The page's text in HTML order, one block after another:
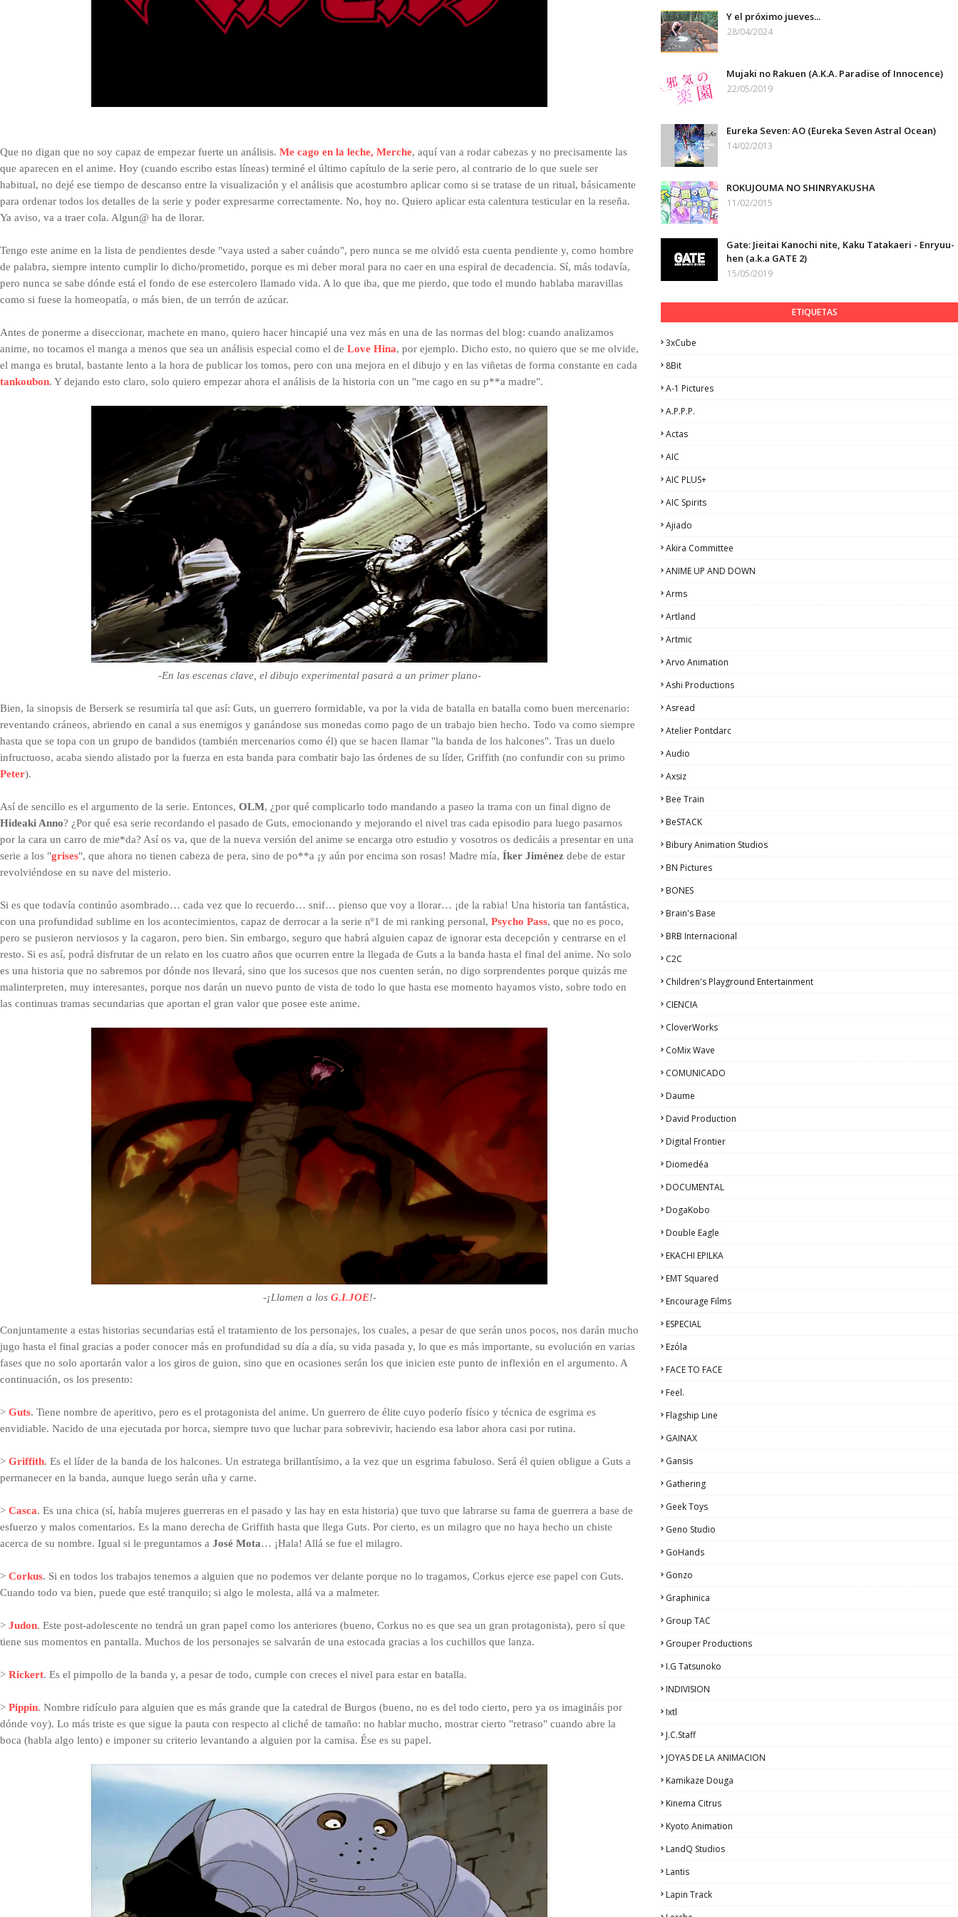
Que no digan que no soy capaz de empezar fuerte un análisis. Me cago en la leche, Merche, aquí van a rodar cabezas y no precisamente las
que aparecen en el anime. Hoy (cuando escribo estas líneas) terminé el último capítulo de la serie pero, al contrario de lo que suele ser
habitual, no dejé ese tiempo de descanso entre la visualización y el análisis que acostumbro aplicar como si se tratase de un ritual, básicamente
para ordenar todos los detalles de la serie y poder expresarme correctamente. No, hoy no. Quiero aplicar esta calentura testicular en la reseña.
Ya aviso, va a traer cola. Algun@ ha de llorar.
Tengo este anime en la lista de pendientes desde "vaya usted a saber cuándo", pero nunca se me olvidó esta cuenta pendiente y, como hombre
de palabra, siempre intento cumplir lo dicho/prometido, porque es mi deber moral para no caer en una espiral de decadencia. Sí, más todavía,
pero nunca se sabe dónde está el fondo de ese estercolero llamado vida. A lo que iba, que me pierdo, que todo el mundo hablaba maravillas
como si fuese la homeopatía, o más bien, de un terrón de azúcar.
Antes de ponerme a diseccionar, machete en mano, quiero hacer hincapié una vez más en una de las normas del blog: cuando analizamos
anime, no tocamos el manga a menos que sea un análisis especial como el de Love Hina, por ejemplo. Dicho esto, no quiero que se me olvide,
el manga es brutal, bastante lento a la hora de publicar los tomos, pero con una mejora en el dibujo y en las viñetas de forma constante en cada
tankoubon. Y dejando esto claro, solo quiero empezar ahora el análisis de la historia con un "me cago en su p**a madre".
-En las escenas clave, el dibujo experimental pasará a un primer plano-
Bien, la sinopsis de Berserk se resumiría tal que así: Guts, un guerrero formidable, va por la vida de batalla en batalla como buen mercenario:
reventando cráneos, abriendo en canal a sus enemigos y ganándose sus monedas como pago de un trabajo bien hecho. Todo va como siempre
hasta que se topa con un grupo de bandidos (también mercenarios como él) que se hacen llamar "la banda de los halcones". Tras un duelo
infructuoso, acaba siendo alistado por la fuerza en esta banda para combatir bajo las órdenes de su líder, Griffith (no confundir con su primo
Peter).
Así de sencillo es el argumento de la serie. Entonces, OLM, ¿por qué complicarlo todo mandando a paseo la trama con un final digno de
Hideaki Anno? ¿Por qué esa serie recordando el pasado de Guts, emocionando y mejorando el nivel tras cada episodio para luego pasarnos
por la cara un carro de mie*da? Así os va, que de la nueva versión del anime se encarga otro estudio y vosotros os dedicáis a presentar en una
serie a los "grises", que ahora no tienen cabeza de pera, sino de po**a ¡y aún por encima son rosas! Madre mía, Íker Jiménez debe de estar
revolviéndose en su nave del misterio.
Si es que todavía continúo asombrado… cada vez que lo recuerdo… snif… pienso que voy a llorar… ¡de la rabia! Una historia tan fantástica,
con una profundidad sublime en los acontecimientos, capaz de derrocar a la serie nº1 de mi ranking personal, Psycho Pass, que no es poco,
pero se pusieron nerviosos y la cagaron, pero bien. Sin embargo, seguro que habrá alguien capaz de ignorar esta decepción y centrarse en el
resto. Si es así, podrá disfrutar de un relato en los cuatro años que ocurren entre la llegada de Guts a la banda hasta el final del anime. No solo
es una historia que no sabremos por dónde nos llevará, sino que los sucesos que nos cuenten serán, no digo sorprendentes porque quizás me
malinterpreten, muy interesantes, porque nos darán un nuevo punto de vista de todo lo que hasta ese momento hayamos visto, sobre todo en
las continuas tramas secundarias que aportan el gran valor que posee este anime.
-¡Llamen a los G.I.JOE!-
Conjuntamente a estas historias secundarias está el tratamiento de los personajes, los cuales, a pesar de que serán unos pocos, nos darán mucho
jugo hasta el final gracias a poder conocer más en profundidad su día a día, su vida pasada y, lo que es más importante, su evolución en varias
fases que no solo aportarán valor a los giros de guion, sino que en ocasiones serán los que inicien este punto de inflexión en el argumento. A
continuación, os los presento:
> Guts. Tiene nombre de aperitivo, pero es el protagonista del anime. Un guerrero de élite cuyo poderío físico y técnica de esgrima es
envidiable. Nacido de una ejecutada por horca, siempre tuvo que luchar para sobrevivir, haciendo esa labor ahora casi por rutina.
> Griffith. Es el líder de la banda de los halcones. Un estratega brillantísimo, a la vez que un esgrima fabuloso. Será él quien obligue a Guts a
permanecer en la banda, aunque luego serán uña y carne.
> Casca. Es una chica (sí, había mujeres guerreras en el pasado y las hay en esta historia) que tuvo que labrarse su fama de guerrera a base de
esfuerzo y malos comentarios. Es la mano derecha de Griffith hasta que llega Guts. Por cierto, es un milagro que no haya hecho un chiste
acerca de su nombre. Igual si le preguntamos a José Mota… ¡Hala! Allá se fue el milagro.
> Corkus. Si en todos los trabajos tenemos a alguien que no podemos ver delante porque no lo tragamos, Corkus ejerce ese papel con Guts.
Cuando todo va bien, puede que esté tranquilo; si algo le molesta, allá va a malmeter.
> Judon. Este post-adolescente no tendrá un gran papel como los anteriores (bueno, Corkus no es que sea un gran protagonista), pero sí que
tiene sus momentos en pantalla. Muchos de los personajes se salvarán de una estocada gracias a los cuchillos que lanza.
> Rickert. Es el pimpollo de la banda y, a pesar de todo, cumple con creces el nivel para estar en batalla.
> Pippin. Nombre ridículo para alguien que es más grande que la catedral de Burgos (bueno, no es del todo cierto, pero ya os imagináis por
dónde voy). Lo más triste es que sigue la pauta con respecto al cliché de tamaño: no hablar mucho, mostrar cierto "retraso" cuando abre la
boca (habla algo lento) e imponer su criterio levantando a alguien por la camisa. Ése es su papel.
Y el próximo jueves...
28/04/2024
Mujaki no Rakuen (A.K.A. Paradise of Innocence)
22/05/2019
Eureka Seven: AO (Eureka Seven Astral Ocean)
14/02/2013
ROKUJOUMA NO SHINRYAKUSHA
11/02/2015
Gate: Jieitai Kanochi nite, Kaku Tatakaeri - Enryuu-
hen (a.k.a GATE 2)
15/05/2019
ETIQUETAS
3xCube
8Bit
A-1 Pictures
A.P.P.P.
Actas
AIC
AIC PLUS+
AIC Spirits
Ajiado
Akira Committee
ANIME UP AND DOWN
Arms
Artland
Artmic
Arvo Animation
Ashi Productions
Asread
Atelier Pontdarc
Audio
Axsiz
Bee Train
BeSTACK
Bibury Animation Studios
BN Pictures
BONES
Brain's Base
BRB Internacional
C2C
Children's Playground Entertainment
CIENCIA
CloverWorks
CoMix Wave
COMUNICADO
Daume
David Production
Digital Frontier
Diomedéa
DOCUMENTAL
DogaKobo
Double Eagle
EKACHI EPILKA
EMT Squared
Encourage Films
ESPECIAL
Ezόla
FACE TO FACE
Feel.
Flagship Line
GAINAX
Gansis
Gathering
Geek Toys
Geno Studio
GoHands
Gonzo
Graphinica
Group TAC
Grouper Productions
I.G Tatsunoko
INDIVISION
Ixtl
J.C.Staff
JOYAS DE LA ANIMACION
Kamikaze Douga
Kinema Citrus
Kyoto Animation
LandQ Studios
Lantis
Lapin Track